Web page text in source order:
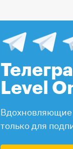
Level
Вдохновляющие
только для